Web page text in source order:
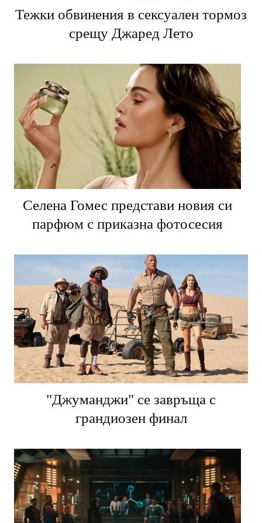
Тежки обвинения в сексуален тормоз
срещу Джаред Лето
Селена Гомес представи новия си
парфюм с приказна фотосесия
"Джуманджи" се завръща с
грандиозен финал